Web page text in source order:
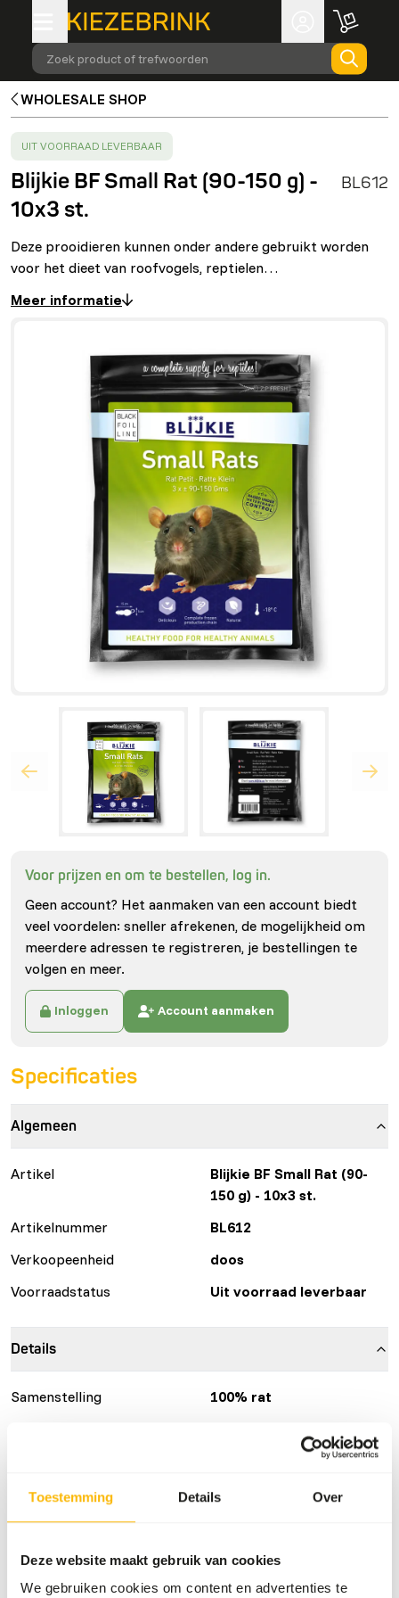
Toestemming Details Over
Deze website maakt gebruik van cookies
We gebruiken cookies om content en advertenties te
Zoek product of trefwoorden
WHOLESALE SHOP
SUCCESS:
UIT VOORRAAD LEVERBAAR
Blijkie BF Small Rat (90-150 g) -
10x3 st.
BL612
Deze prooidieren kunnen onder andere gebruikt worden
voor het dieet van roofvogels, reptielen…
Meer informatie
Voor prijzen en om te bestellen, log in.
Geen account? Het aanmaken van een account biedt
veel voordelen: sneller afrekenen, de mogelijkheid om
meerdere adressen te registreren, je bestellingen te
volgen en meer.
Inloggen Account aanmaken
Specificaties
Algemeen
Artikel
Blijkie BF Small Rat (90-
150 g) - 10x3 st.
Artikelnummer
BL612
Verkoopeenheid
doos
Voorraadstatus
Uit voorraad leverbaar
Details
Samenstelling
100% rat
hygiënevoorschriften in acht.